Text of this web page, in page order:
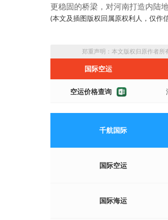
更稳固的桥梁，对河南打造内陆
(本文及插图版权回属原权利人，仅作
郑重声明：本文版权归原作者所
国际空运
空运价格查询
千航国际
国际空运
国际海运